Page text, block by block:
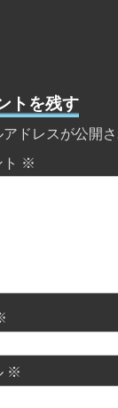
トを残す
アドレスが公開
※
※